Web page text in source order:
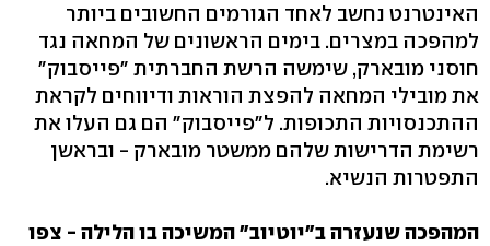
האינטרנט נחשב לאחד הגורמים החשובים ביותר
למהפכה במצרים. בימים הראשונים של המחאה נגד
חוסני מובארק, שימשה הרשת החברתית "פייסבוק"
את מובילי המחאה להפצת הוראות ודיווחים לקראת
ההתכנסויות התכופות. ל"פייסבוק" הם גם העלו את
רשימת הדרישות שלהם ממשטר מובארק - ובראשן
התפטרות הנשיא.
המהפכה שנעזרה ב"יוטיוב" המשיכה בו הלילה - צפו